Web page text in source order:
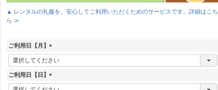
▲ レンタルの礼服を、安心してご利用いただくためのサービスです。詳細はこち
ら ≫
ご利用日【月】
(
必
須
)
ご利用日【日】
(